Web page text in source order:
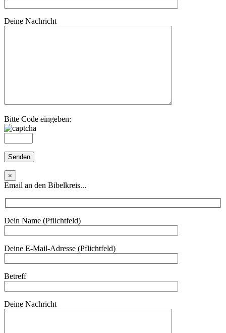
Deine Nachricht
Bitte Code eingeben:
×
Email an den Bibelkreis...
Dein Name (Pflichtfeld)
Deine E-Mail-Adresse (Pflichtfeld)
Betreff
Deine Nachricht